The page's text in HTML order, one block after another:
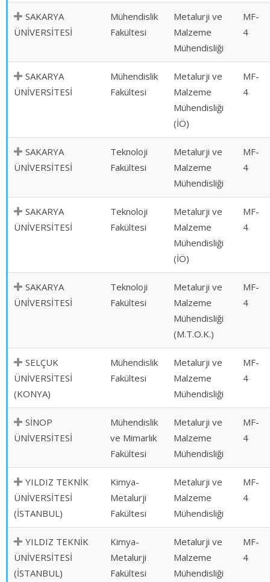
SAKARYA
ÜNİVERSİTESİ
Mühendislik
Fakültesi
Metalurji ve
Malzeme
Mühendisliği
MF-
4
SAKARYA
ÜNİVERSİTESİ
Mühendislik
Fakültesi
Metalurji ve
Malzeme
Mühendisliği
(İÖ)
MF-
4
SAKARYA
ÜNİVERSİTESİ
Teknoloji
Fakültesi
Metalurji ve
Malzeme
Mühendisliği
MF-
4
SAKARYA
ÜNİVERSİTESİ
Teknoloji
Fakültesi
Metalurji ve
Malzeme
Mühendisliği
(İÖ)
MF-
4
SAKARYA
ÜNİVERSİTESİ
Teknoloji
Fakültesi
Metalurji ve
Malzeme
Mühendisliği
(M.T.O.K.)
MF-
4
SELÇUK
ÜNİVERSİTESİ
(KONYA)
Mühendislik
Fakültesi
Metalurji ve
Malzeme
Mühendisliği
MF-
4
SİNOP
ÜNİVERSİTESİ
Mühendislik
ve Mimarlık
Fakültesi
Metalurji ve
Malzeme
Mühendisliği
MF-
4
YILDIZ TEKNİK
ÜNİVERSİTESİ
(İSTANBUL)
Kimya-
Metalurji
Fakültesi
Metalurji ve
Malzeme
Mühendisliği
MF-
4
YILDIZ TEKNİK
ÜNİVERSİTESİ
(İSTANBUL)
Kimya-
Metalurji
Fakültesi
Metalurji ve
Malzeme
Mühendisliği
MF-
4